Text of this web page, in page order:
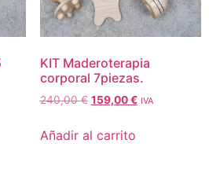
KIT Maderoterapia
corporal 7piezas.
240,00€ 159,00€ IVA
Añadir al carrito